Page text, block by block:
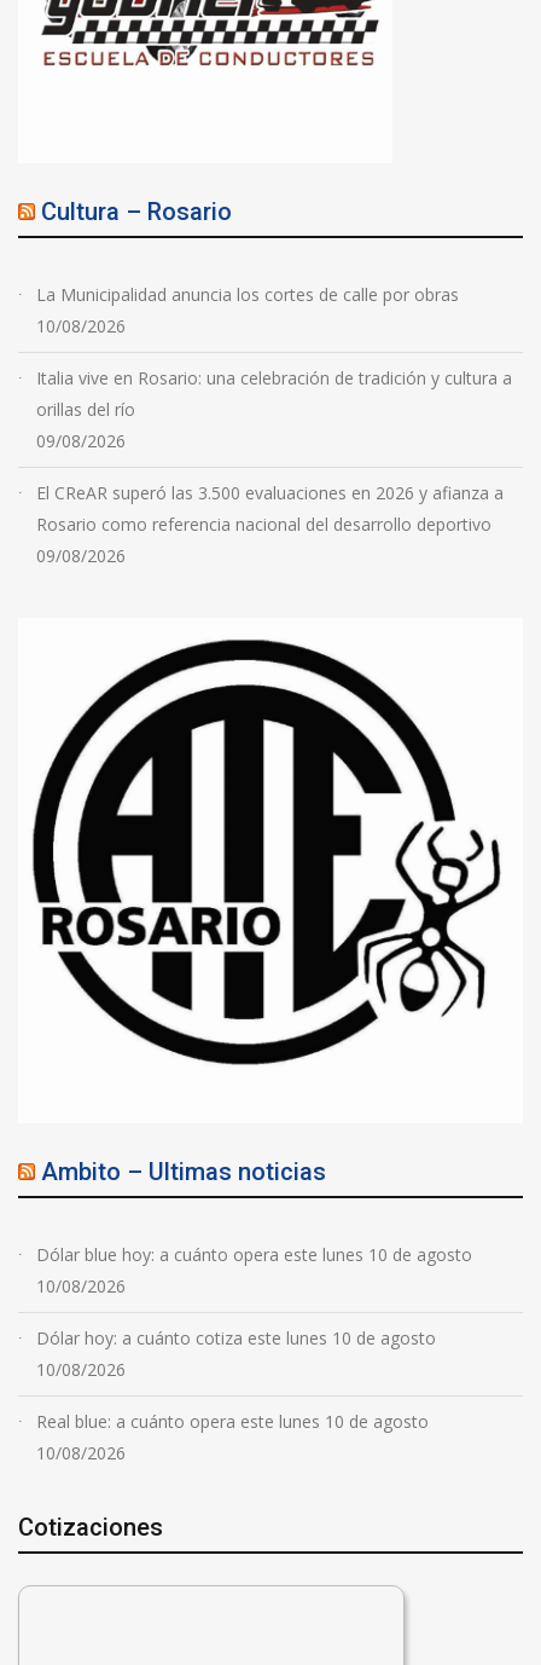
Cultura – Rosario
La Municipalidad anuncia los cortes de calle por obras
10/08/2026
Italia vive en Rosario: una celebración de tradición y cultura a
orillas del río
09/08/2026
El CReAR superó las 3.500 evaluaciones en 2026 y afianza a
Rosario como referencia nacional del desarrollo deportivo
09/08/2026
Ambito – Ultimas noticias
Dólar blue hoy: a cuánto opera este lunes 10 de agosto
10/08/2026
Dólar hoy: a cuánto cotiza este lunes 10 de agosto
10/08/2026
Real blue: a cuánto opera este lunes 10 de agosto
10/08/2026
Cotizaciones